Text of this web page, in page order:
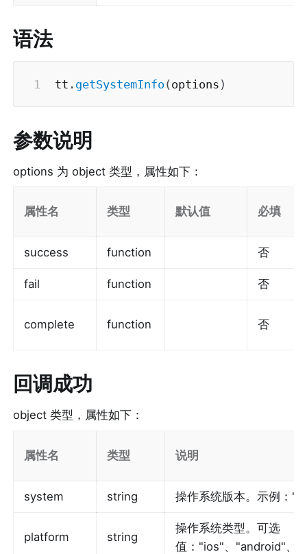
语法
tt . getSystemInfo ( options )
参数说明
options 为 object 类型，属性如下：
属性名 类型 默认值 必填
success function 否
fail function 否
complete function 否
回调成功
object 类型，属性如下：
属性名 类型 说明
system string 操作系统版本。示例：
platform string
操作系统类型。可选
值："ios"、"android"、